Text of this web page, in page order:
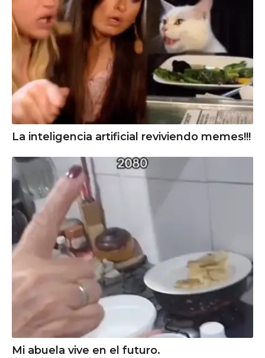
La inteligencia artificial reviviendo memes!!!
Mi abuela vive en el futuro.